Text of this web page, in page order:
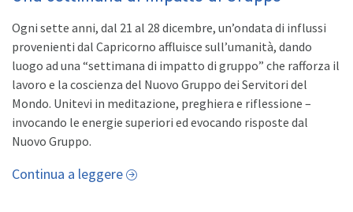
Ogni sette anni, dal 21 al 28 dicembre, un’ondata di influssi
provenienti dal Capricorno affluisce sull’umanità, dando
luogo ad una “settimana di impatto di gruppo” che rafforza il
lavoro e la coscienza del Nuovo Gruppo dei Servitori del
Mondo. Unitevi in meditazione, preghiera e riflessione –
invocando le energie superiori ed evocando risposte dal
Nuovo Gruppo.
Continua a leggere